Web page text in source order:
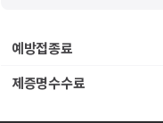
예방접종료
제증명수수료